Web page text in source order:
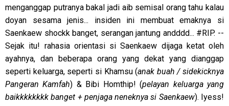
menganggap putranya bakal jadi aib semisal orang tahu kalau
doyan sesama jenis... insiden ini membuat emaknya si
Saenkaew shockk banget, serangan jantung andddd... #RIP. --
Sejak itu! rahasia orientasi si Saenkaew dijaga ketat oleh
ayahnya, dan beberapa orang yang dekat yang dianggap
seperti keluarga, seperti si Khamsu (anak buah / sidekicknya
Pangeran Kamfah) & Bibi Homthip! (pelayan keluarga yang
baikkkkkkkk banget + penjaga neneknya si Saenkaew). Iyess!